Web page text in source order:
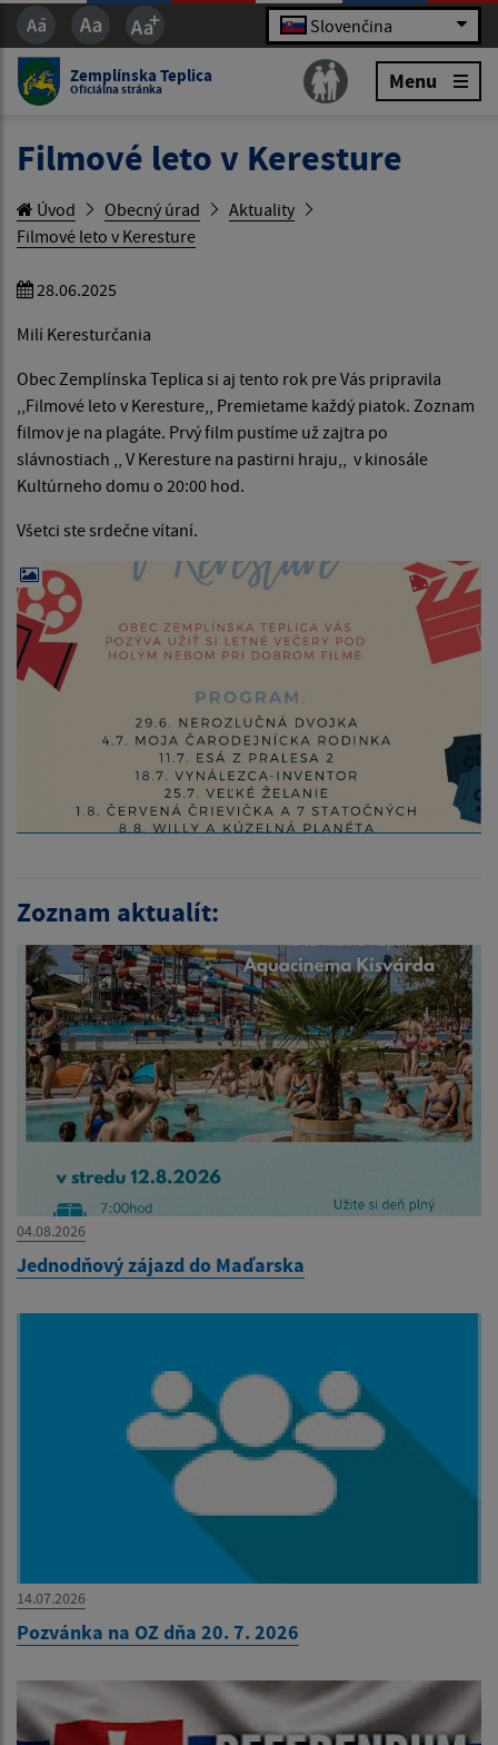
Slovenčina
Zemplínska Teplica
Oficiálna stránka Menu
Filmové leto v Keresture
Úvod Obecný úrad
Aktuality
Filmové leto v Keresture
28.06.2025
Milí Keresturčania
Obec Zemplínska Teplica si aj tento rok pre Vás pripravila
,,Filmové leto v Keresture,, Premietame každý piatok. Zoznam
filmov je na plagáte. Prvý film pustíme už zajtra po
slávnostiach ,, V Keresture na pastirni hraju,, v kinosále
Kultúrneho domu o 20:00 hod.
Všetci ste srdečne vítaní.
Zoznam aktualít:
04.08.2026
Jednodňový zájazd do Maďarska
14.07.2026
Pozvánka na OZ dňa 20. 7. 2026